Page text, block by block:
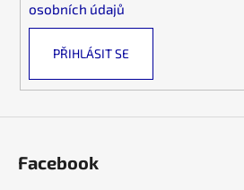
osobních údajů
PŘIHLÁSIT SE
Facebook